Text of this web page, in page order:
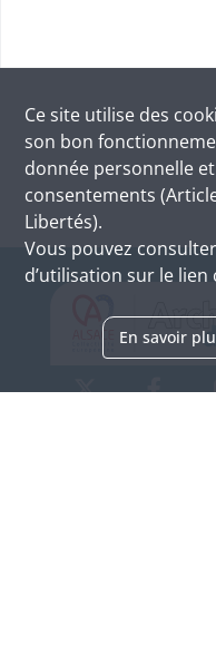
Ce site utilise des
son bon
donnée personnelle
consentements
Libertés).
Vous pouvez
d’utilisation sur le lien
En savoir